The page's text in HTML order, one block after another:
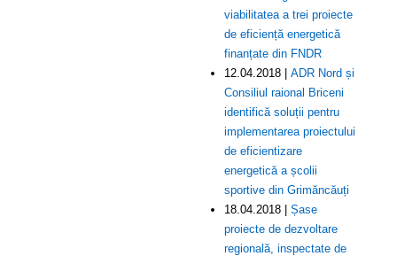
viabilitatea a trei proiecte
de eficiență energetică
finanțate din FNDR
12.04.2018 | ADR Nord și
Consiliul raional Briceni
identifică soluții pentru
implementarea proiectului
de eficientizare
energetică a școlii
sportive din Grimăncăuți
18.04.2018 | Șase
proiecte de dezvoltare
regională, inspectate de